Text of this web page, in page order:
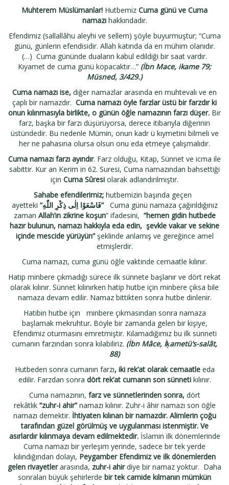
Muhterem Müslümanlar! Hutbemiz Cuma günü ve Cuma
namazı hakkındadır.
Efendimiz (sallallâhu aleyhi ve sellem) şöyle buyurmuştur; “Cuma
günü, günlerin efendisidir. Allah katında da en mühim olanıdır.
(…) Cuma gününde duaların kabul edildiği bir saat vardır.
Kıyamet de cuma günü kopacaktır…” (İbn Mace, ikame 79;
Müsned, 3/429.)
Cuma namazı ise, diğer namazlar arasında en muhtevalı ve en
çaplı bir namazdır. Cuma namazı öyle farzlar üstü bir farzdır ki
onun kılınmasıyla birlikte, o günün öğle namazının farzı düşer. Bir
farz, başka bir farzı düşürüyorsa, derece itibarıyla diğerinin
üstündedir. Bu nedenle Mümin, onun kadr ü kıymetini bilmeli ve
her ne pahasına olursa olsun onu eda etmeye çalışmalıdır.
Cuma namazı farzı ayındır. Farz olduğu, Kitap, Sünnet ve icma ile
sabittir. Kur an Kerim in 62. Suresi, Cuma namazından bahsettiği
için Cuma Sûresi olarak adlandırılmıştır.
Sahabe efendilerimiz;hutbemizin başında geçen
ayetteki “فَاسْعَوْا اِلٰى ذِكْرِ اللّٰهِ”Cuma günü namaza çağırıldığınız
zaman Allah’ın zikrine koşun” ifadesini, “hemen gidin hutbede
hazır bulunun, namazı hakkıyla eda edin, şevkle vakar ve sekine
içinde mescide yürüyün”şeklinde anlamış ve gereğince amel
etmişlerdir.
Cuma namazı, cuma günü öğle vaktinde cemaatle kılınır.
Hatip minbere çıkmadığı sürece ilk sünnete başlanır ve dört rekat
olarak kılınır. Sünnet kılınırken hatip hutbe için minbere çıksa bile
namaza devam edilir. Namaz bittikten sonra hutbe dinlenir.
Hatibin hutbe için minbere çıkmasından sonra namaza
başlamak mekruhtur.Böyle bir zamanda gelen bir kişiye,
Efendimiz oturmasını emretmiştir. Kılamadığımız bu ilk sünneti
cumanın farzından sonra kılabiliriz. (İbn Mâce, İḳametü’s-salât,
88)
Hutbeden sonra cumanın farzı, iki rek’at olarak cemaatle eda
edilir. Farzdan sonra dört rek’at cumanın son sünnetikılınır.
Cuma namazının, farz ve sünnetlerinden sonra, dört
rekâtlık “zuhr-i ahir”namazı kılınır. Zuhr-i âhir namazı son öğle
namazı demektir. İhtiyaten kılınan bir namazdır. Alimlerin çoğu
tarafından güzel görülmüş ve uygulanması istenmiştir. Ve
asırlardır kılınmaya devam edilmektedir. İslamin ilk dönemlerinde
Cuma namazı bir yerleşim yerinde, sadece bir tek yerde
kılındığından dolayı, Peygamber Efendimiz ve ilk dönemlerden
gelen rivayetlerarasında, zuhr-i ahirdiye bir namaz yoktur. Daha
sonraları büyük şehirlerde bir tek camide kılmanın mümkün